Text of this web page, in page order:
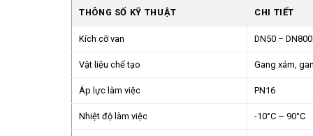
THÔNG SỐ KỸ THUẬT CHI TIẾT
Kích cỡ van DN50 – DN800
Vật liệu chế tạo Gang xám,
Áp lực làm việc PN16
Nhiệt độ làm việc -10°C ~ 90°C